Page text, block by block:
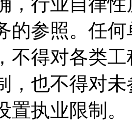
的参照。任
不得对各类
，也不得对
置执业限制。